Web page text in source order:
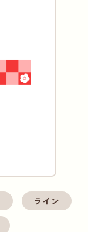
ライン